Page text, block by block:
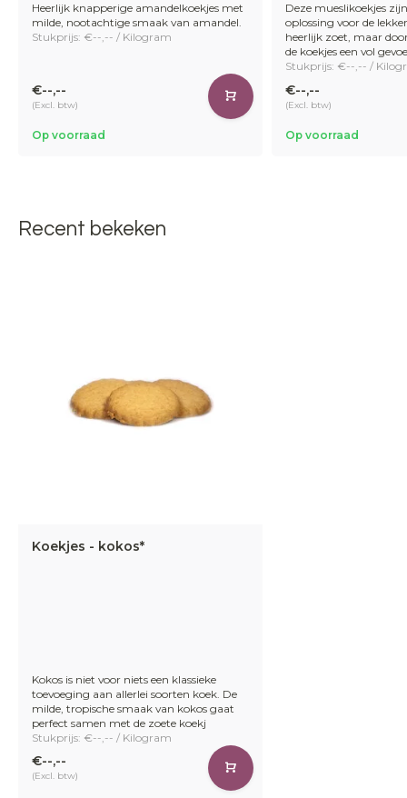
Heerlijk knapperige amandelkoekjes met
milde, nootachtige smaak van amandel.
Stukprijs: €--,-- / Kilogram
€--,--
(Excl. btw)
Op voorraad
Deze mueslikoekjes
oplossing voor de
heerlijk zoet, maar
de koekjes een vol
Stukprijs: €--,-- /
€--,--
(Excl. btw)
Op voorraad
Recent bekeken
Koekjes - kokos*
Kokos is niet voor niets een klassieke
toevoeging aan allerlei soorten koek. De
milde, tropische smaak van kokos gaat
perfect samen met de zoete koekj
Stukprijs: €--,-- / Kilogram
€--,--
(Excl. btw)